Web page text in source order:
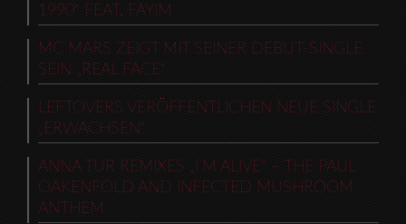
1990“ FEAT. FAYIM
MC MARS ZEIGT MIT SEINER DEBUT-SINGLE
SEIN „REAL FACE“
LEFTOVERS VERÖFFENTLICHEN NEUE SINGLE
„ERWACHSEN“
ANNA TUR REMIXES „I’M ALIVE“ – THE PAUL
OAKENFOLD AND INFECTED MUSHROOM
ANTHEM